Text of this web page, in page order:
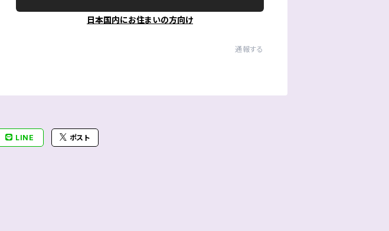
日本国内にお住まいの方向け
通報する
LINE ポスト